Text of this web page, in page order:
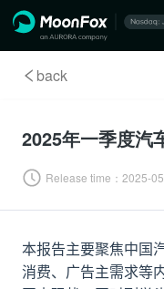
back
2025年一季度汽
Release time： 2025-
本报告主要聚焦中国
消费、广告主需求等